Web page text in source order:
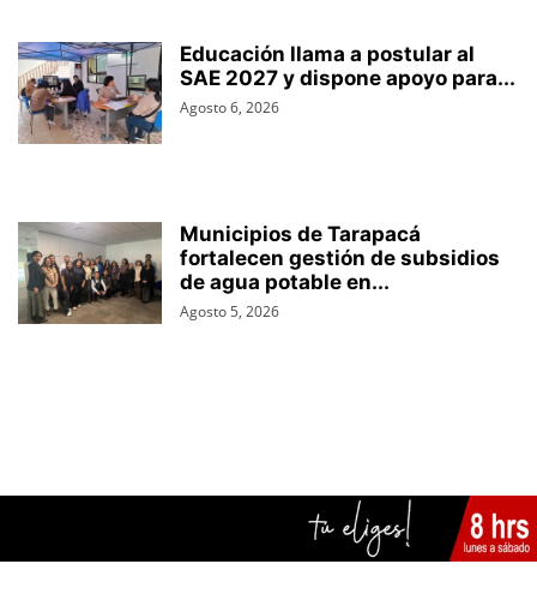
Educación llama a postular al
SAE 2027 y dispone apoyo para...
Agosto 6, 2026
Municipios de Tarapacá
fortalecen gestión de subsidios
de agua potable en...
Agosto 5, 2026